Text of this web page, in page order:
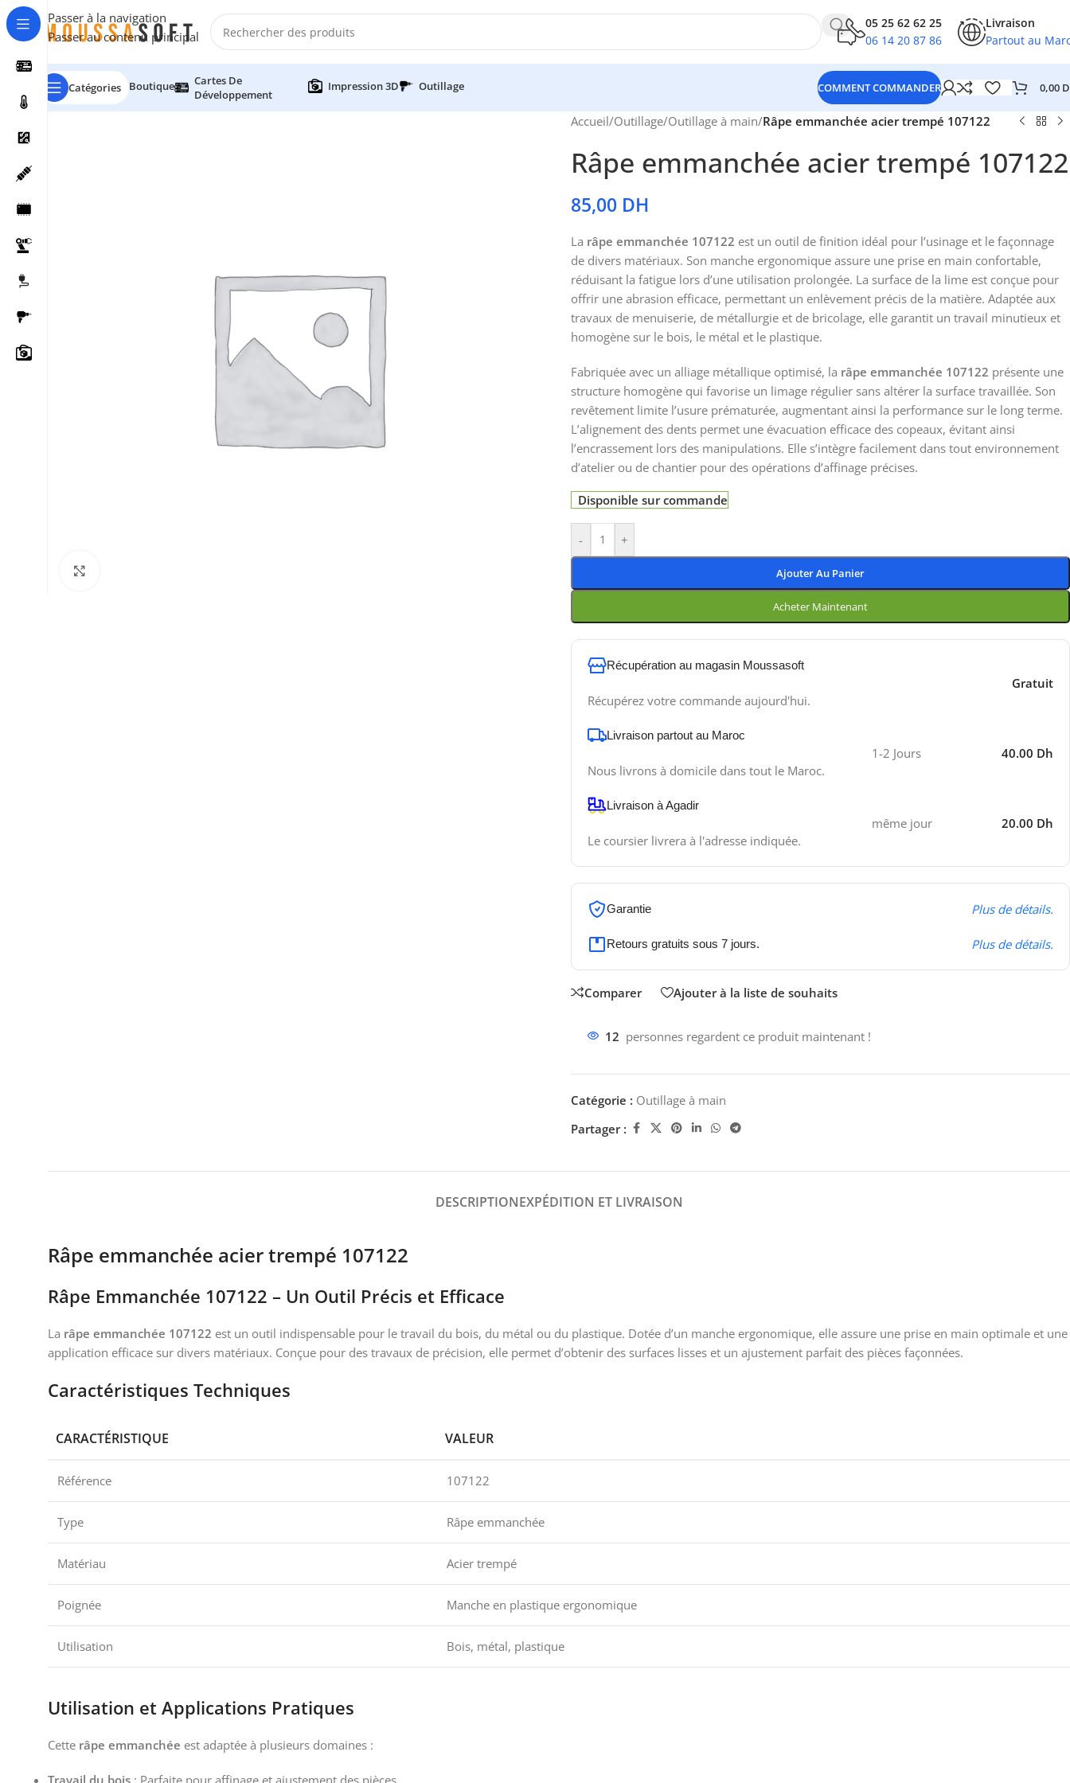
Passer à la navigation
Passer au contenu principal
moussasoft
05 25 62 62 25
06 14 20 87 86
Livraison
Partout au
Catégories Boutique
Cartes De
Développement
Impression 3D Outillage COMMENT COMMANDER 0,00
Accueil/Outillage/Outillage à main/Râpe emmanchée acier trempé 107122
Râpe emmanchée acier trempé 107122
85,00 DH
La râpe emmanchée 107122 est un outil de finition idéal pour l’usinage et le façonnage
de divers matériaux. Son manche ergonomique assure une prise en main confortable,
réduisant la fatigue lors d’une utilisation prolongée. La surface de la lime est conçue pour
offrir une abrasion efficace, permettant un enlèvement précis de la matière. Adaptée aux
travaux de menuiserie, de métallurgie et de bricolage, elle garantit un travail minutieux et
homogène sur le bois, le métal et le plastique.
Fabriquée avec un alliage métallique optimisé, la râpe emmanchée 107122 présente une
structure homogène qui favorise un limage régulier sans altérer la surface travaillée. Son
revêtement limite l’usure prématurée, augmentant ainsi la performance sur le long terme.
L’alignement des dents permet une évacuation efficace des copeaux, évitant ainsi
l’encrassement lors des manipulations. Elle s’intègre facilement dans tout environnement
d’atelier ou de chantier pour des opérations d’affinage précises.
Disponible sur commande
- +
Ajouter Au Panier
Acheter Maintenant
Récupération au magasin Moussasoft
Récupérez votre commande aujourd'hui.
Gratuit
Livraison partout au Maroc
Nous livrons à domicile dans tout le Maroc.
1-2 Jours 40.00 Dh
Livraison à Agadir
Le coursier livrera à l'adresse indiquée.
même jour 20.00 Dh
Garantie Plus de détails.
Retours gratuits sous 7 jours. Plus de détails.
Comparer Ajouter à la liste de souhaits
12 personnes regardent ce produit maintenant !
Catégorie : Outillage à main
Partager :
DESCRIPTIONEXPÉDITION ET LIVRAISON
Râpe emmanchée acier trempé 107122
Râpe Emmanchée 107122 – Un Outil Précis et Efficace
La râpe emmanchée 107122 est un outil indispensable pour le travail du bois, du métal ou du plastique. Dotée d’un manche ergonomique, elle assure une prise en main optimale et une
application efficace sur divers matériaux. Conçue pour des travaux de précision, elle permet d’obtenir des surfaces lisses et un ajustement parfait des pièces façonnées.
Caractéristiques Techniques
CARACTÉRISTIQUE VALEUR
Référence 107122
Type Râpe emmanchée
Matériau Acier trempé
Poignée Manche en plastique ergonomique
Utilisation Bois, métal, plastique
Utilisation et Applications Pratiques
Cette râpe emmanchée est adaptée à plusieurs domaines :
Travail du bois : Parfaite pour affinage et ajustement des pièces.